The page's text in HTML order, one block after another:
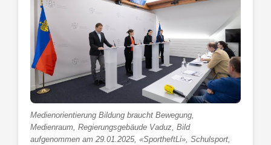
Medienorientierung Bildung braucht Bewegung,
Medienraum, Regierungsgebäude Vaduz, Bild
aufgenommen am 29.01.2025, «SportheftLi», Schulsport,